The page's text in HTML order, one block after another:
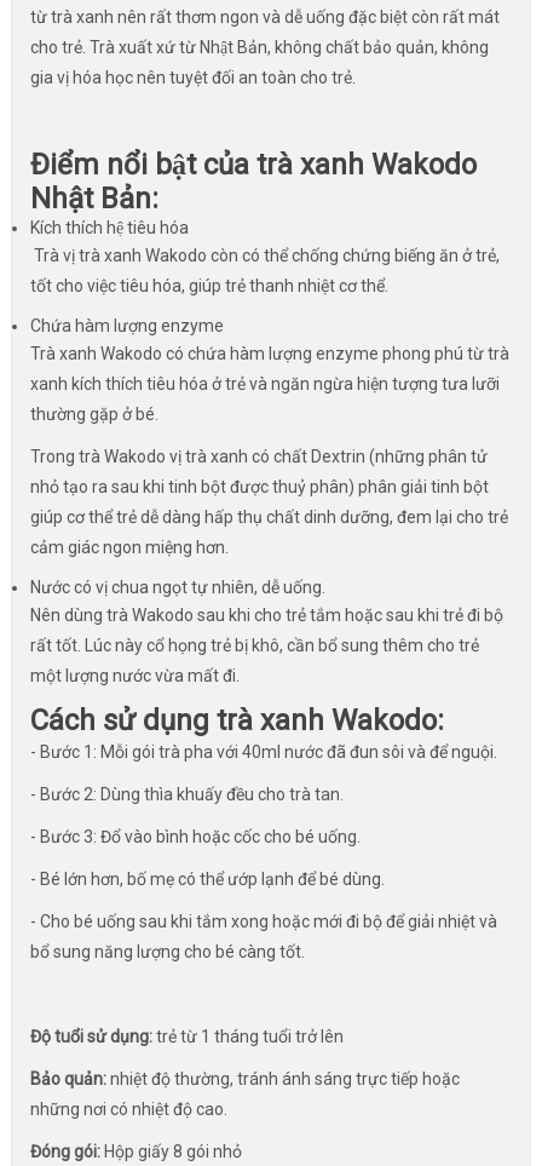
từ trà xanh nên rất thơm ngon và dễ uống đặc biệt còn rất mát
cho trẻ. Trà xuất xứ từ Nhật Bản, không chất bảo quản, không
gia vị hóa học nên tuyệt đối an toàn cho trẻ.
Điểm nổi bật của trà xanh Wakodo
Nhật Bản:
Kích thích hệ tiêu hóa
Trà vị trà xanh Wakodo còn có thể chống chứng biếng ăn ở trẻ,
tốt cho việc tiêu hóa, giúp trẻ thanh nhiệt cơ thể.
Chứa hàm lượng enzyme
Trà xanh Wakodo có chứa hàm lượng enzyme phong phú từ trà
xanh kích thích tiêu hóa ở trẻ và ngăn ngừa hiện tượng tưa lưỡi
thường gặp ở bé.
Trong trà Wakodo vị trà xanh có chất Dextrin (những phân tử
nhỏ tạo ra sau khi tinh bột được thuỷ phân) phân giải tinh bột
giúp cơ thể trẻ dễ dàng hấp thụ chất dinh dưỡng, đem lại cho trẻ
cảm giác ngon miệng hơn.
Nước có vị chua ngọt tự nhiên, dễ uống.
Nên dùng trà Wakodo sau khi cho trẻ tắm hoặc sau khi trẻ đi bộ
rất tốt. Lúc này cổ họng trẻ bị khô, cần bổ sung thêm cho trẻ
một lượng nước vừa mất đi.
Cách sử dụng trà xanh Wakodo:
- Bước 1: Mỗi gói trà pha với 40ml nước đã đun sôi và để nguội.
- Bước 2: Dùng thìa khuấy đều cho trà tan.
- Bước 3: Đổ vào bình hoặc cốc cho bé uống.
- Bé lớn hơn, bố mẹ có thể ướp lạnh để bé dùng.
- Cho bé uống sau khi tắm xong hoặc mới đi bộ để giải nhiệt và
bổ sung năng lượng cho bé càng tốt.
Độ tuổi sử dụng:trẻ từ 1 tháng tuổi trở lên
Bảo quản:nhiệt độ thường, tránh ánh sáng trực tiếp hoặc
những nơi có nhiệt độ cao.
Đóng gói:Hộp giấy 8 gói nhỏ